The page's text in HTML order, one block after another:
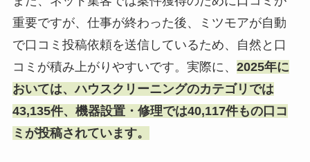
重要ですが、仕事が終わった後、ミツモアが自動
で口コミ投稿依頼を送信しているため、自然と口
コミが積み上がりやすいです。実際に、 2025年に
おいては、ハウスクリーニングのカテゴリでは
43,135件、機器設置・修理では40,117件もの口コ
ミが投稿されています。